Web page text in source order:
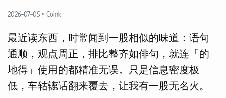
2026-07-05 • Coink
最近读东西，时常闻到一股相似的味道：语句
通顺，观点周正，排比整齐如俳句，就连「的
地得」使用的都精准无误。只是信息密度极
低，车轱辘话翻来覆去，让我有一股无名火。